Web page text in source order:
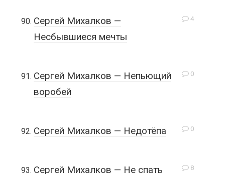
4
Сергей Михалков —
Несбывшиеся мечты
0
Сергей Михалков — Непьющий
воробей
0
Сергей Михалков — Недотёпа
8
Сергей Михалков — Не спать